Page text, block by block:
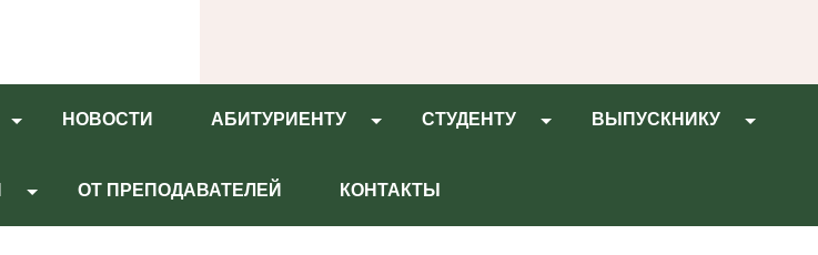
НОВОСТИ АБИТУРИЕНТУ СТУДЕНТУ ВЫПУСКНИКУ
ОТ ПРЕПОДАВАТЕЛЕЙ КОНТАКТЫ